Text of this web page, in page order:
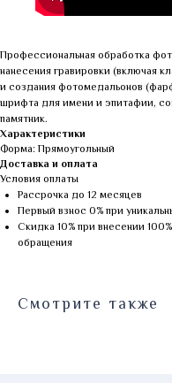
Профессиональная обработка
нанесения гравировки (включая
и создания фотомедальонов
шрифта для имени и эпитафии,
памятник.
Характеристики
Форма: Прямоугольный
Доставка и оплата
Условия оплаты
Рассрочка до 12 месяцев
Первый взнос 0% при
Скидка 10% при внесении
обращения
Смотрите также